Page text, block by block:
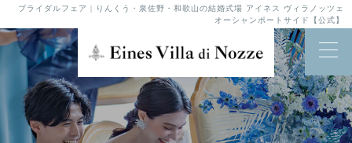
ブライダルフェア | りんくう・泉佐野・和歌山の結婚式場 アイネス ヴィラノッツェ
オーシャンポートサイド【公式】